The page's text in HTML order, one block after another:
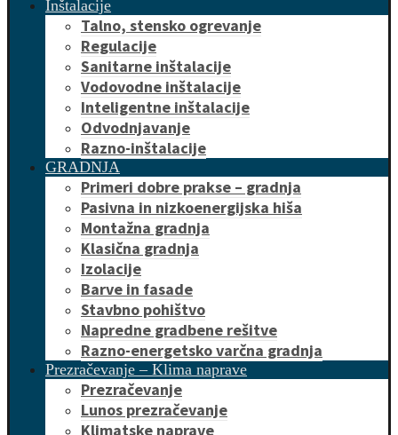
Inštalacije
Talno, stensko ogrevanje
Regulacije
Sanitarne inštalacije
Vodovodne inštalacije
Inteligentne inštalacije
Odvodnjavanje
Razno-inštalacije
GRADNJA
Primeri dobre prakse – gradnja
Pasivna in nizkoenergijska hiša
Montažna gradnja
Klasična gradnja
Izolacije
Barve in fasade
Stavbno pohištvo
Napredne gradbene rešitve
Razno-energetsko varčna gradnja
Prezračevanje – Klima naprave
Prezračevanje
Lunos prezračevanje
Klimatske naprave